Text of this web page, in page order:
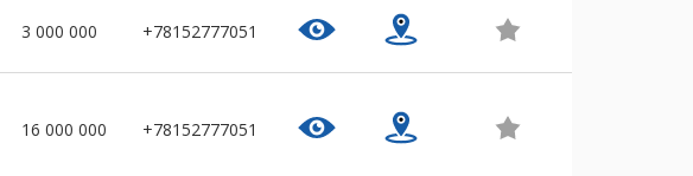
3 000 000 +78152777051
16 000 000 +78152777051